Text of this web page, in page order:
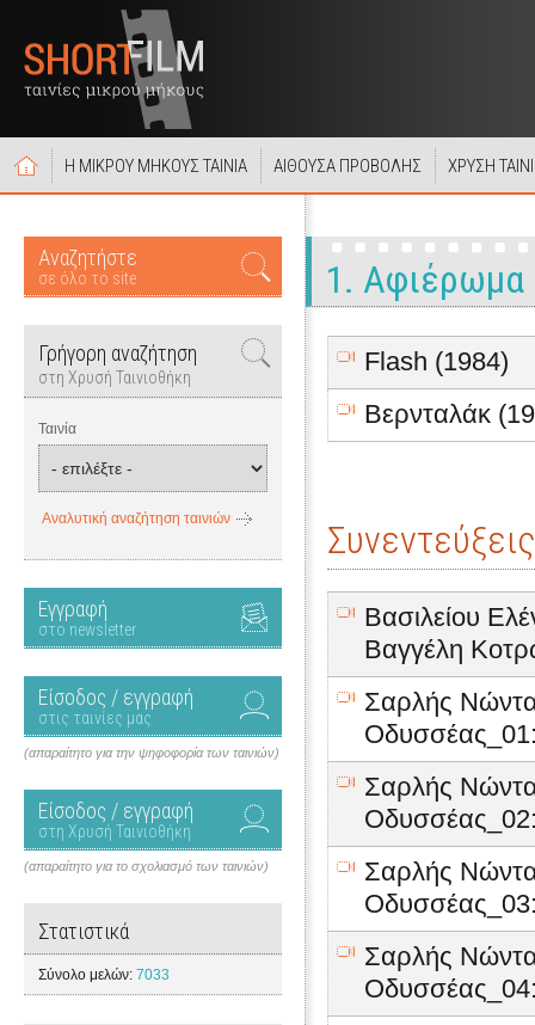
Η ΜΙΚΡΟΥ ΜΗΚΟΥΣ ΤΑΙΝΙΑ ΑΙΘΟΥΣΑ ΠΡΟΒΟΛΗΣ ΧΡΥΣΗ
Αναζητήστε
σε όλο το site
Γρήγορη αναζήτηση
στη Χρυσή Ταινιοθήκη
Ταινία
Αναλυτική αναζήτηση ταινιών
Εγγραφή
στο newsletter
Είσοδος / εγγραφή
στις ταινίες μας
(απαραίτητο για την ψηφοφορία των ταινιών)
Είσοδος / εγγραφή
στη Χρυσή Ταινιοθήκη
(απαραίτητο για το σχολιασμό των ταινιών)
Στατιστικά
Σύνολο μελών: 7033
1. Αφιέρωμα
Flash (1984)
Βερνταλάκ
Βασιλείου
Βαγγέλη
Σαρλής
Σαρλής
Σαρλής
Σαρλής